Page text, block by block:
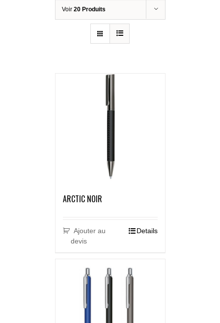
Voir 20 Produits
ARCTIC NOIR
Ajouter au
devis
Details